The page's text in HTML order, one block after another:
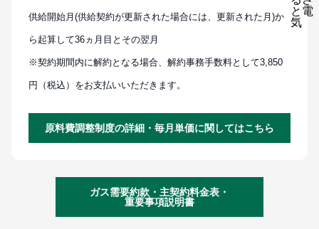
供給開始月(供給契約が更新された場合には、更新された月)か
ら起算して36ヵ月目とその翌月
※契約期間内に解約となる場合、解約事務手数料として3,850
円（税込）をお支払いいただきます。
原料費調整制度の詳細・毎月単価に関してはこちら
ガス需要約款・主契約料金表・
重要事項説明書